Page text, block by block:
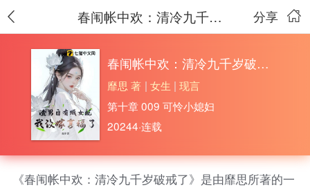
分享
春闱帐中欢：清冷九千岁破戒了
春闱帐中欢：清冷九千岁破戒了
靡思 著 | 女生 | 现言
第十章 009 可怜小媳妇
20244·连载
《春闱帐中欢：清冷九千岁破戒了》是由靡思所著的一